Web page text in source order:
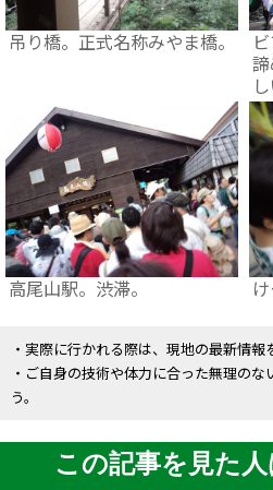
吊り橋。正式名称みやま橋。
し
高尾山駅。渋滞。
・実際に行かれる際は、現地の最新情報
・ご自身の技術や体力に合った無理の
う。
この記事を見た